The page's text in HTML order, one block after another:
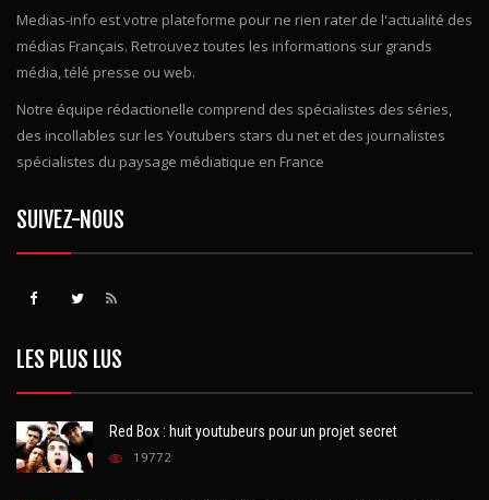
Medias-info est votre plateforme pour ne rien rater de l'actualité des
médias Français. Retrouvez toutes les informations sur grands
média, télé presse ou web.
Notre équipe rédactionelle comprend des spécialistes des séries,
des incollables sur les Youtubers stars du net et des journalistes
spécialistes du paysage médiatique en France
SUIVEZ-NOUS
LES PLUS LUS
Red Box : huit youtubeurs pour un projet secret
19772